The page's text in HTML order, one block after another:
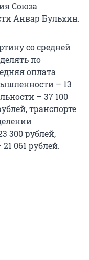
Союза
Анвар Бульхин.
со средней
по
оплата
– 13
– 37 100
транспорте
300 рублей,
061 рублей.